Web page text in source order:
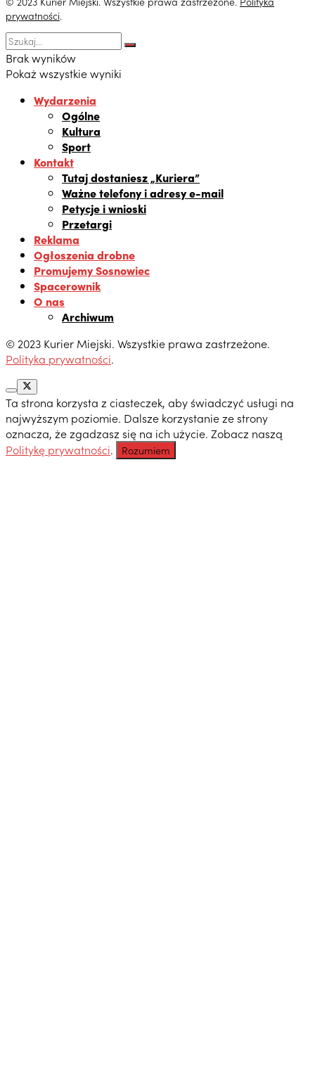
prywatności.
Brak wyników
Pokaż wszystkie wyniki
Wydarzenia
Ogólne
Kultura
Sport
Kontakt
Tutaj dostaniesz „Kuriera”
Ważne telefony i adresy e-mail
Petycje i wnioski
Przetargi
Reklama
Ogłoszenia drobne
Promujemy Sosnowiec
Spacerownik
O nas
Archiwum
© 2023 Kurier Miejski. Wszystkie prawa zastrzeżone.
Polityka prywatności.
Ta strona korzysta z ciasteczek, aby świadczyć usługi na
najwyższym poziomie. Dalsze korzystanie ze strony
oznacza, że zgadzasz się na ich użycie. Zobacz naszą
Politykę prywatności. Rozumiem